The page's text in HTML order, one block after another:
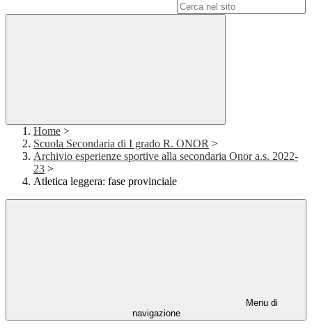
Home >
Scuola Secondaria di I grado R. ONOR >
Archivio esperienze sportive alla secondaria Onor a.s. 2022-
23 >
Atletica leggera: fase provinciale
Menu di
navigazione